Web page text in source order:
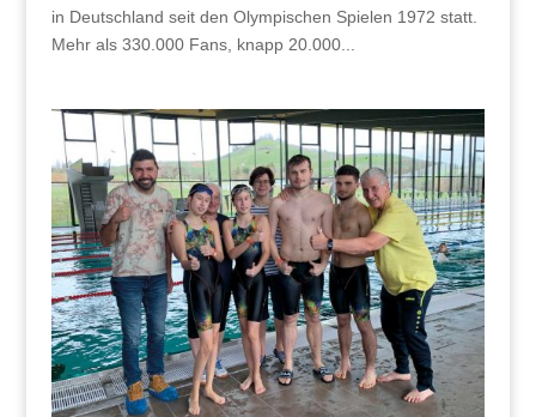
in Deutschland seit den Olympischen Spielen 1972 statt.
Mehr als 330.000 Fans, knapp 20.000...